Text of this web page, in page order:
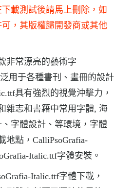
載測試後請馬上刪除，如
，其版權歸開發商或其他
非常漂亮的藝術字
用于各種書刊、畫冊的設計
具有強烈的視覺沖擊力，
雜志和書籍中常用字體, 海
字體設計、等環境，字體
地點，CalliPsoGrafia-
Italic.ttf字體安裝。
Italic.ttf字體下載，